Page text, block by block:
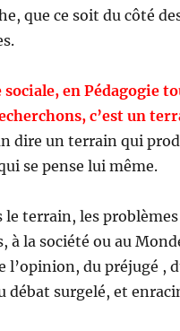
que ce soit du côté
sociale, en Pédagogie
c’est un
dire un terrain qui
se pense lui même.
le terrain, les problèmes
à la société ou au
l’opinion, du préjugé ,
débat surgelé, et